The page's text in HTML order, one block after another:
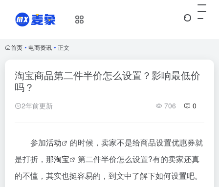
首页 • 电商资讯 • 正文
淘宝商品第二件半价怎么设置？影响最低价
吗？
2年前更新 706 0
参加活动
的时候，卖家不是给商品设置优惠券就
是打折，那淘宝
第二件半价怎么设置?有的卖家还真
的不懂，其实也挺容易的，到文中了解下如何设置吧。